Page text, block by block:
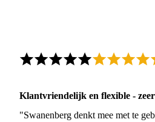
Klantvriendelijk en flexible -
"Swanenberg denkt mee met te